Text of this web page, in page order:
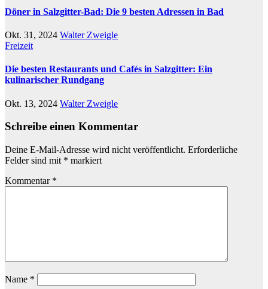
Döner in Salzgitter-Bad: Die 9 besten Adressen in Bad
Okt. 31, 2024 Walter Zweigle
Freizeit
Die besten Restaurants und Cafés in Salzgitter: Ein
kulinarischer Rundgang
Okt. 13, 2024 Walter Zweigle
Schreibe einen Kommentar
Deine E-Mail-Adresse wird nicht veröffentlicht. Erforderliche
Felder sind mit * markiert
Kommentar *
Name *